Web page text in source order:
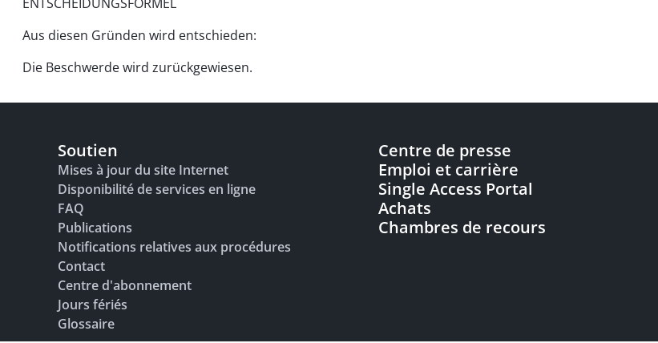
Aus diesen Gründen wird entschieden:
Die Beschwerde wird zurückgewiesen.
Soutien
Mises à jour du site Internet
Disponibilité de services en ligne
FAQ
Publications
Notifications relatives aux procédures
Contact
Centre d'abonnement
Jours fériés
Glossaire
Centre de presse
Emploi et carrière
Single Access Portal
Achats
Chambres de recours